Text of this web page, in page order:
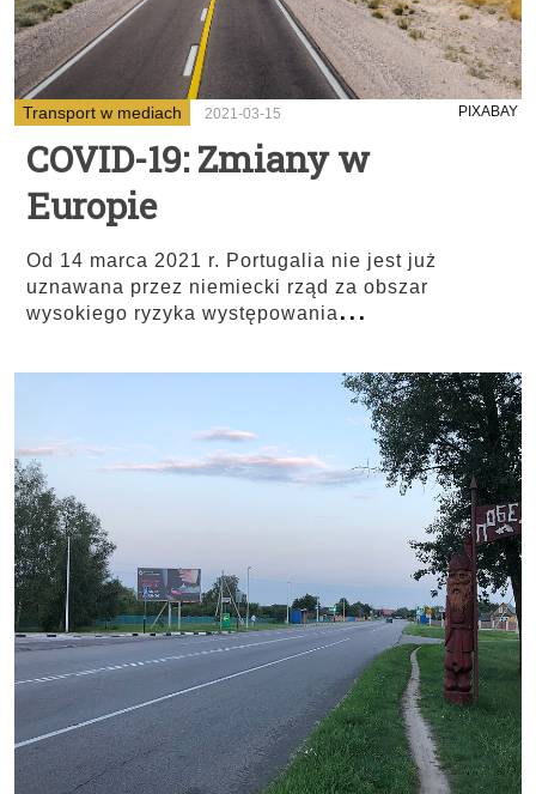
Transport w mediach 2021-03-15 PIXABAY
COVID-19: Zmiany w
Europie
Od 14 marca 2021 r. Portugalia nie jest już
uznawana przez niemiecki rząd za obszar
wysokiego ryzyka występowania...